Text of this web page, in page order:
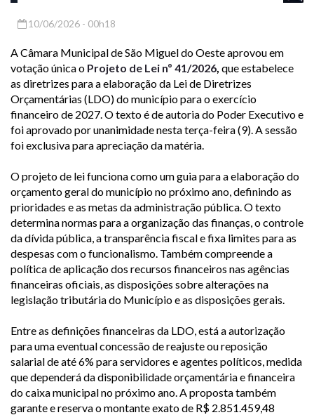
10/06/2026 - 00h18
A Câmara Municipal de São Miguel do Oeste aprovou em
votação única o Projeto de Lei nº 41/2026, que estabelece
as diretrizes para a elaboração da Lei de Diretrizes
Orçamentárias (LDO) do município para o exercício
financeiro de 2027. O texto é de autoria do Poder Executivo e
foi aprovado por unanimidade nesta terça-feira (9). A sessão
foi exclusiva para apreciação da matéria.
O projeto de lei funciona como um guia para a elaboração do
orçamento geral do município no próximo ano, definindo as
prioridades e as metas da administração pública. O texto
determina normas para a organização das finanças, o controle
da dívida pública, a transparência fiscal e fixa limites para as
despesas com o funcionalismo. Também compreende a
política de aplicação dos recursos financeiros nas agências
financeiras oficiais, as disposições sobre alterações na
legislação tributária do Município e as disposições gerais.
Entre as definições financeiras da LDO, está a autorização
para uma eventual concessão de reajuste ou reposição
salarial de até 6% para servidores e agentes políticos, medida
que dependerá da disponibilidade orçamentária e financeira
do caixa municipal no próximo ano. A proposta também
garante e reserva o montante exato de R$ 2.851.459,48